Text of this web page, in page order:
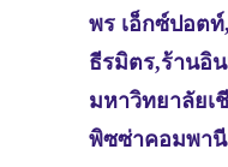
พร เอ็กซ์ปอต
ธีรมิตร,ร้านอิ
มหาวิทยาลัยเ
พิซซ่าคอมพา